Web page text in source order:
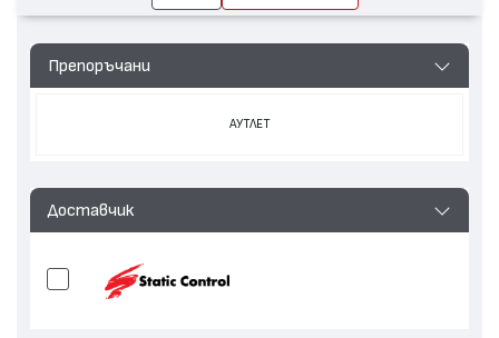
Препоръчани
АУТЛЕТ
Доставчик